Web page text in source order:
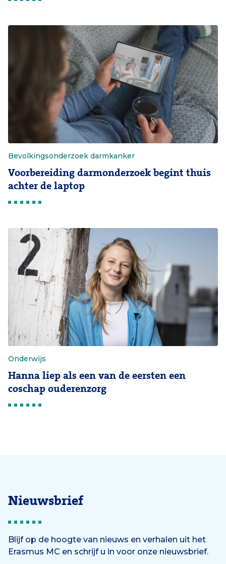
Bevolkingsonderzoek darmkanker
Voorbereiding darmonderzoek begint thuis
achter de laptop
Onderwijs
Hanna liep als een van de eersten een
coschap ouderenzorg
Nieuwsbrief
Blijf op de hoogte van nieuws en verhalen uit het
Erasmus MC en schrijf u in voor onze nieuwsbrief.